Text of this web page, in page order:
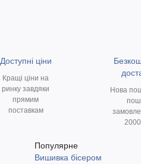
Доступні ціни
Кращі ціни на
ринку завдяки
прямим
поставкам
Нова
2000
Популярне
Вишивка бісером